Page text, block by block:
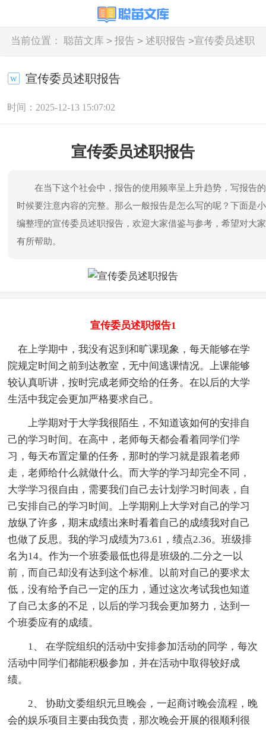
当前位置： 聪苗文库 > 报告 > 述职报告 >宣传委员述职
宣传委员述职报告
时间：2025-12-13 15:07:02
宣传委员述职报告
在当下这个社会中，报告的使用频率呈上升趋势，写报告的
时候要注意内容的完整。那么一般报告是怎么写的呢？下面是小
编整理的宣传委员述职报告，欢迎大家借鉴与参考，希望对大家
有所帮助。
宣传委员述职报告1
在上学期中，我没有迟到和旷课现象，每天能够在学
院规定时间之前到达教室，无中间逃课情况。上课能够
较认真听讲，按时完成老师交给的任务。在以后的大学
生活中我定会更加严格要求自己。
上学期对于大学我很陌生，不知道该如何的安排自
己的学习时间。在高中，老师每天都会看着同学们学
习，每天布置定量的任务，那时的学习就是跟着老师
走，老师给什么就做什么。而大学的学习却完全不同，
大学学习很自由，需要我们自己去计划学习时间表，自
己安排自己的学习时间。上学期刚上大学对自己的学习
放纵了许多，期末成绩出来时看着自己的成绩我对自己
也做了反思。我的学习成绩为73.61，绩点2.36。班级排
名为14。作为一个班委最低也得是班级的.二分之一以
前，而自己却没有达到这个标准。以前对自己的要求太
低，没有给予自己一定的压力，通过这次考试我也知道
了自己太多的不足，以后的学习我会更加努力，达到一
个班委应有的成绩。
1、 在学院组织的活动中安排参加活动的同学，每次
活动中同学们都能积极参加，并在活动中取得较好成
绩。
2、 协助文委组织元旦晚会，一起商讨晚会流程，晚
会的娱乐项目主要由我负责，那次晚会开展的很顺利很